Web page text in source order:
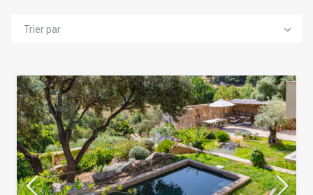
Trier par